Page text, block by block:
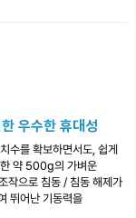
우수한 휴대성
수를 확보하면서도, 쉽게
한 약 500g의 가벼운
작으로 침동 / 침동 해제가
뛰어난 기동력을